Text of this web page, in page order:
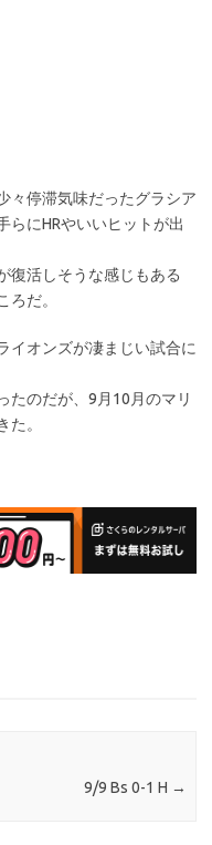
々停滞気味だったグラシア
らにHRやいいヒットが出
復活しそうな感じもある
だ。
オンズが凄まじい試合に
のだが、9月10月のマリ
た。
9/9 Bs 0-1 H →